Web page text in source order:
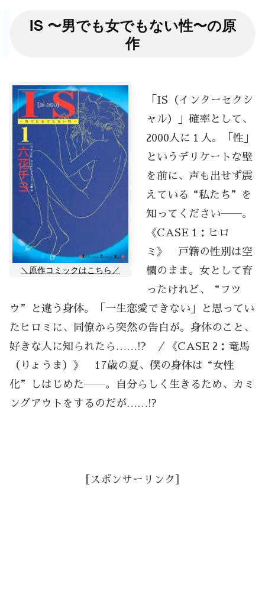
IS 〜男でも女でもない性〜の原
作
＼原作コミックはこちら／
「IS（インターセクシ
ャル）」確率として、
2000人に１人。「性」
というデリケートな壁
を前に、声も出せず震
えている“私たち”を
知ってください――。
《CASE 1：ヒロ
ミ》 戸籍の性別は空
欄のまま。女として育
ったけれど、“フツ
ウ”と違う身体。「一生恋愛できない」と思ってい
たヒロミに、同僚から突然の告白が。身体のこと、
好きな人に知られたら……!? ／《CASE 2：竜馬
（りょうま）》 17歳の夏、僕の身体は“女性
化”しはじめた――。自分らしく生きるため、カミ
ングアウトをするのだが……!?
［スポンサーリンク］